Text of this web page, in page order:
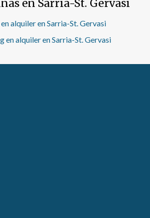
en Sarria-St. Gervasi
alquiler en Sarria-St. Gervasi
en alquiler en Sarria-St. Gervasi